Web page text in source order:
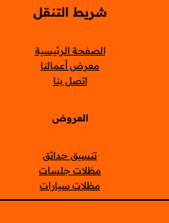
شريط التنقل
الصفحة الرئيسية
معرض أعمالنا
اتصل بنا
العروض
تنسيق حدائق
مظلات جلسات
مظلات سيارات